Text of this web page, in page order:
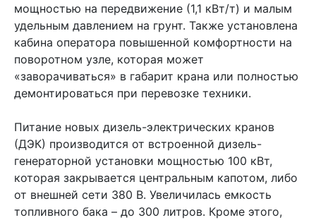
мощностью на передвижение (1,1 кВт/т) и малым
удельным давлением на грунт. Также установлена
кабина оператора повышенной комфортности на
поворотном узле, которая может
«заворачиваться» в габарит крана или полностью
демонтироваться при перевозке техники.
Питание новых дизель-электрических кранов
(ДЭК) производится от встроенной дизель-
генераторной установки мощностью 100 кВт,
которая закрывается центральным капотом, либо
от внешней сети 380 В. Увеличилась емкость
топливного бака – до 300 литров. Кроме этого,